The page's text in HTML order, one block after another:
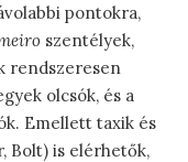
pontokra,
szentélyek,
rendszeresen
olcsók, és a
Emellett taxik és
Bolt) is elérhetők,